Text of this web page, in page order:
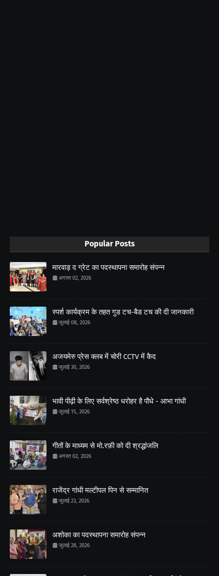
Popular Posts
मारवाड़ द ग्रेट का पदस्थापना समारोह संपन्न
अगस्त 02, 2026
स्पर्श कार्यक्रम के तहत गुड टच-बैड टच की दी जानकारी
जुलाई 08, 2026
अजयमेरु प्रेस क्लब में चोरी CCTV में कैद
जुलाई 30, 2026
भावी पीढ़ी के लिए सर्वश्रेष्ठ धरोहर है पौधे - आभा गांधी
जुलाई 15, 2026
गीतों के माध्यम से मो.रफ़ी को दी श्रद्धांजलि
अगस्त 02, 2026
राजेंद्र गांधी मल्टीपल पिन से सम्मानित
जुलाई 23, 2026
अशोका का पदस्थापना समारोह संपन्न
जुलाई 28, 2026